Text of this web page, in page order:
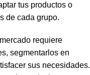
tus productos o
de cada grupo.
requiere
segmentarlos en
sus necesidades.